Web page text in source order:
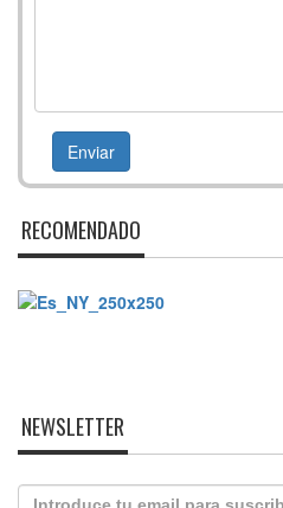
RECOMENDADO
NEWSLETTER
Email